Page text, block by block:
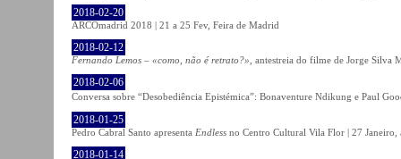
2018-02-20
ARCOmadrid 2018 | 21 a 25 Fev, Feira de Madrid
2018-02-12
Fernando Lemos – «como, não é retrato?» , antestreia do filme de Jorge Silva
2018-02-06
Conversa sobre “Desobediência Epistémica”: Bonaventure Ndikung e Paul
2018-01-25
Pedro Cabral Santo apresenta Endless no Centro Cultural Vila Flor | 27 Janeiro,
2018-01-14